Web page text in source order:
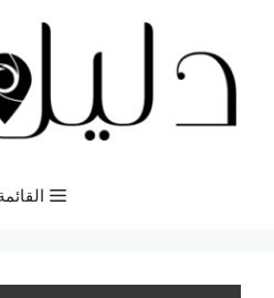
المحتوى